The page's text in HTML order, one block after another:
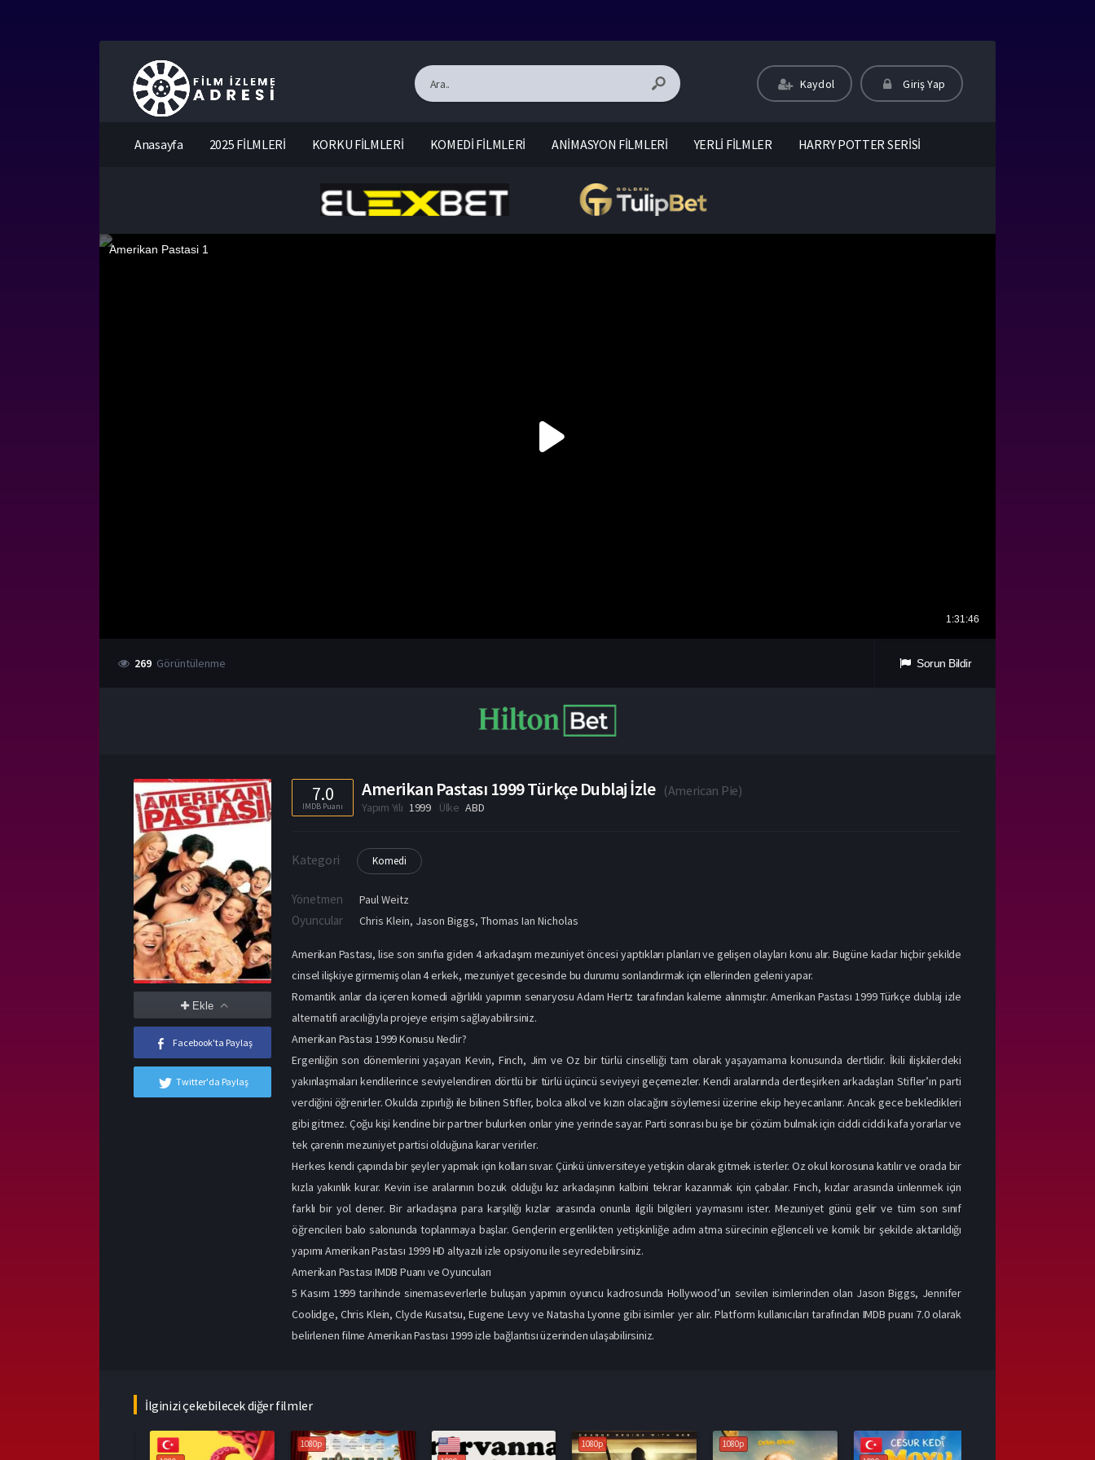
Kaydol Giriş Yap
Anasayfa 2025 FİLMLERİ KORKU FİLMLERİ KOMEDİ FİLMLERİ ANİMASYON FİLMLERİ YERLİ FİLMLER HARRY POTTER SERİSİ
269 Görüntülenme Sorun Bildir
Ekle
Facebook'ta Paylaş
Twitter'da Paylaş
7.0
IMDB Puanı
Amerikan Pastası 1999 Türkçe Dublaj İzle (American Pie)
Yapım Yılı 1999 Ülke ABD
Kategori Komedi
Yönetmen Paul Weitz
Oyuncular Chris Klein, Jason Biggs,Thomas Ian Nicholas
Amerikan Pastası, lise son sınıfıa giden 4 arkadaşım mezuniyet öncesi yaptıkları planları ve gelişen olayları konu alır. Bugüne kadar hiçbir şekilde
cinsel ilişkiye girmemiş olan 4 erkek, mezuniyet gecesinde bu durumu sonlandırmak için ellerinden geleni yapar.
Romantik anlar da içeren komedi ağırlıklı yapımın senaryosu Adam Hertz tarafından kaleme alınmıştır. Amerikan Pastası 1999 Türkçe dublaj izle
alternatifi aracılığıyla projeye erişim sağlayabilirsiniz.
Amerikan Pastası 1999 Konusu Nedir?
Ergenliğin son dönemlerini yaşayan Kevin, Finch, Jim ve Oz bir türlü cinselliği tam olarak yaşayamama konusunda dertlidir. İkili ilişkilerdeki
yakınlaşmaları kendilerince seviyelendiren dörtlü bir türlü üçüncü seviyeyi geçemezler. Kendi aralarında dertleşirken arkadaşları Stifler’ın parti
verdiğini öğrenirler. Okulda zıpırlığı ile bilinen Stifler, bolca alkol ve kızın olacağını söylemesi üzerine ekip heyecanlanır. Ancak gece bekledikleri
gibi gitmez. Çoğu kişi kendine bir partner bulurken onlar yine yerinde sayar. Parti sonrası bu işe bir çözüm bulmak için ciddi ciddi kafa yorarlar ve
tek çarenin mezuniyet partisi olduğuna karar verirler.
Herkes kendi çapında bir şeyler yapmak için kolları sıvar. Çünkü üniversiteye yetişkin olarak gitmek isterler. Oz okul korosuna katılır ve orada bir
kızla yakınlık kurar. Kevin ise aralarının bozuk olduğu kız arkadaşının kalbini tekrar kazanmak için çabalar. Finch, kızlar arasında ünlenmek için
farklı bir yol dener. Bir arkadaşına para karşılığı kızlar arasında onunla ilgili bilgileri yaymasını ister. Mezuniyet günü gelir ve tüm son sınıf
öğrencileri balo salonunda toplanmaya başlar. Gençlerin ergenlikten yetişkinliğe adım atma sürecinin eğlenceli ve komik bir şekilde aktarıldığı
yapımı Amerikan Pastası 1999 HD altyazılı izle opsiyonu ile seyredebilirsiniz.
Amerikan Pastası IMDB Puanı ve Oyuncuları
5 Kasım 1999 tarihinde sinemaseverlerle buluşan yapımın oyuncu kadrosunda Hollywood’un sevilen isimlerinden olan Jason Biggs, Jennifer
Coolidge, Chris Klein, Clyde Kusatsu, Eugene Levy ve Natasha Lyonne gibi isimler yer alır. Platform kullanıcıları tarafından IMDB puanı 7.0 olarak
belirlenen filme Amerikan Pastası 1999 izle bağlantısı üzerinden ulaşabilirsiniz.
İlginizi çekebilecek diğer filmler
1080p 1080p 1080p